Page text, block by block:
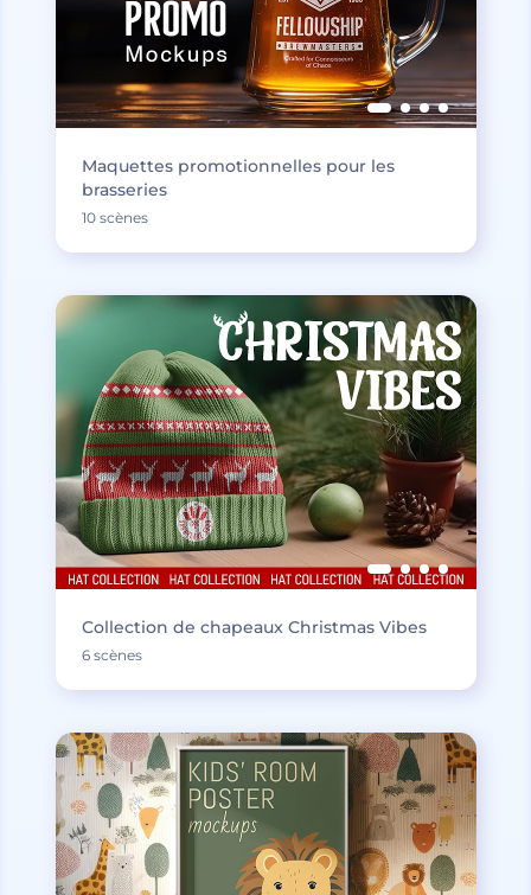
Maquettes promotionnelles pour les
brasseries
10 scènes
Collection de chapeaux Christmas Vibes
6 scènes